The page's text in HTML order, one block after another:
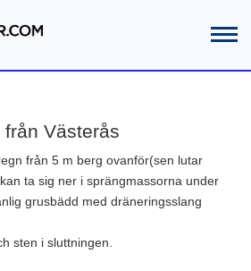
Västerås
från 5 m berg ovanför(sen lutar
ta sig ner i sprängmassorna under
grusbädd med dräneringsslang
sten i sluttningen.